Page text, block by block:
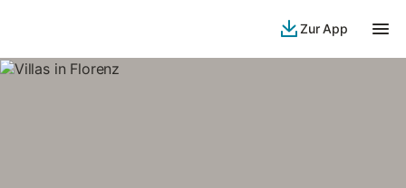
Zur App